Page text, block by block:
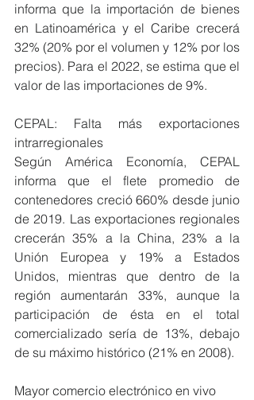
informa que la importación de bienes
en Latinoamérica y el Caribe crecerá
32% (20% por el volumen y 12% por los
precios). Para el 2022, se estima que el
valor de las importaciones de 9%.
CEPAL: Falta más exportaciones
intrarregionales
Según América Economía, CEPAL
informa que el flete promedio de
contenedores creció 660% desde junio
de 2019. Las exportaciones regionales
crecerán 35% a la China, 23% a la
Unión Europea y 19% a Estados
Unidos, mientras que dentro de la
región aumentarán 33%, aunque la
participación de ésta en el total
comercializado sería de 13%, debajo
de su máximo histórico (21% en 2008).
Mayor comercio electrónico en vivo